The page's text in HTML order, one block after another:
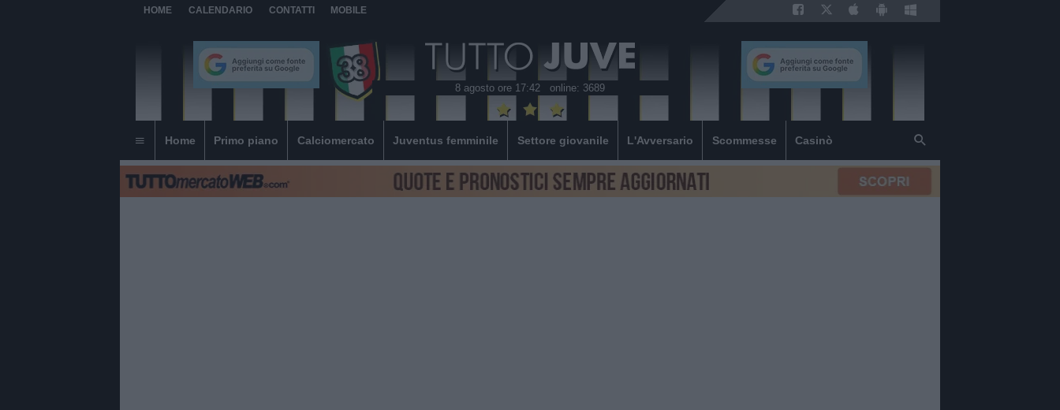
HOME CALENDARIO CONTATTI MOBILE
8 agosto ore 17:42 online: 3689
Home Primo piano Calciomercato Juventus femminile Settore giovanile L'Avversario Scommesse Casinò